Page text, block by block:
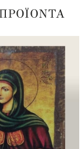
Προσθήκη
στα
αγαπημένα